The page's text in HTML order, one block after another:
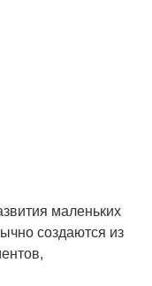
маленьких
создаются из